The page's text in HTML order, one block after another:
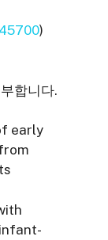
)
합니다.
early